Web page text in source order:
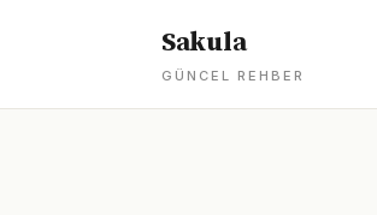
Sakula
GÜNCEL REHBER